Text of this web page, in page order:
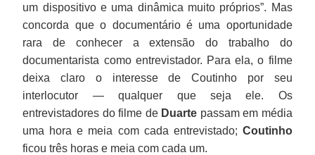
um dispositivo e uma dinâmica muito próprios”. Mas
concorda que o documentário é uma oportunidade
rara de conhecer a extensão do trabalho do
documentarista como entrevistador. Para ela, o filme
deixa claro o interesse de Coutinho por seu
interlocutor — qualquer que seja ele. Os
entrevistadores do filme de Duarte passam em média
uma hora e meia com cada entrevistado; Coutinho
ficou três horas e meia com cada um.